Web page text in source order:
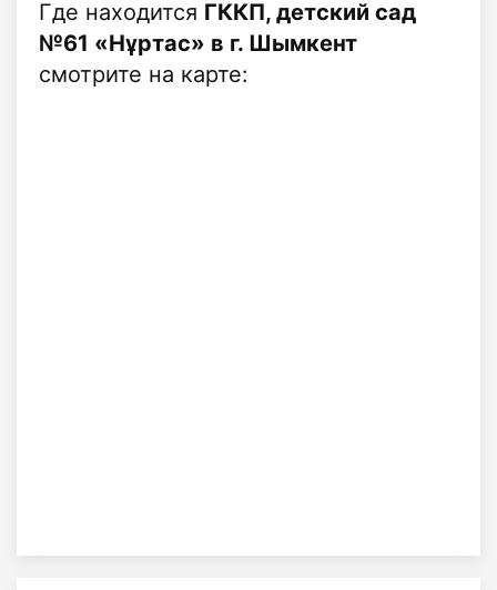
Где находится ГККП, детский сад
№61 «Нұртас» в г. Шымкент
смотрите на карте: